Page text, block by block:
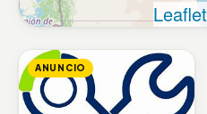
Leaflet
ANUNCIO